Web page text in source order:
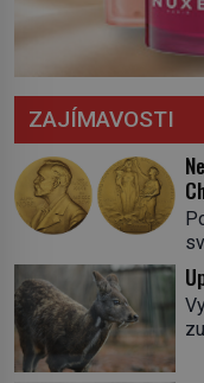
ZAJÍMAVOSTI